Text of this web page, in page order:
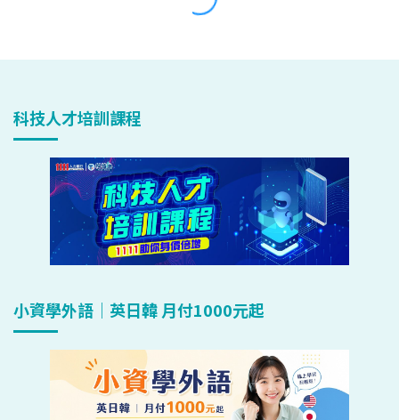
科技人才培訓課程
小資學外語｜英日韓 月付1000元起